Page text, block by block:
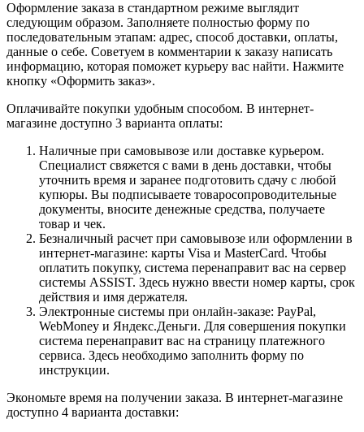
Оформление заказа в стандартном режиме выглядит
следующим образом. Заполняете полностью форму по
последовательным этапам: адрес, способ доставки, оплаты,
данные о себе. Советуем в комментарии к заказу написать
информацию, которая поможет курьеру вас найти. Нажмите
кнопку «Оформить заказ».
Оплачивайте покупки удобным способом. В интернет-
магазине доступно 3 варианта оплаты:
Наличные при самовывозе или доставке курьером.
Специалист свяжется с вами в день доставки, чтобы
уточнить время и заранее подготовить сдачу с любой
купюры. Вы подписываете товаросопроводительные
документы, вносите денежные средства, получаете
товар и чек.
Безналичный расчет при самовывозе или оформлении в
интернет-магазине: карты Visa и MasterCard. Чтобы
оплатить покупку, система перенаправит вас на сервер
системы ASSIST. Здесь нужно ввести номер карты, срок
действия и имя держателя.
Электронные системы при онлайн-заказе: PayPal,
WebMoney и Яндекс.Деньги. Для совершения покупки
система перенаправит вас на страницу платежного
сервиса. Здесь необходимо заполнить форму по
инструкции.
Экономьте время на получении заказа. В интернет-магазине
доступно 4 варианта доставки: